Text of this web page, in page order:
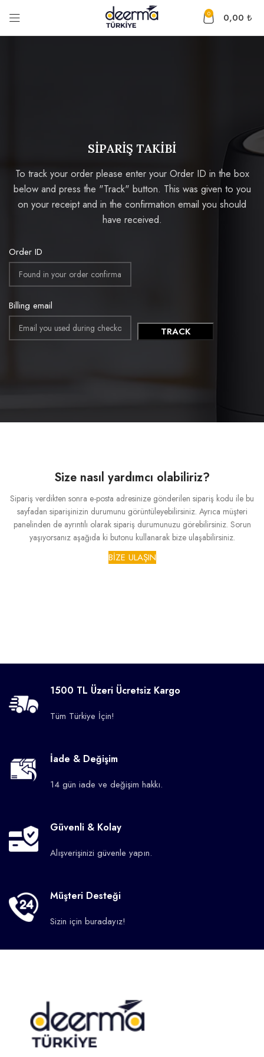
0 0,00 ₺
SİPARİŞ TAKİBİ
To track your order please enter your Order ID in the box
below and press the "Track" button. This was given to you
on your receipt and in the confirmation email you should
have received.
Order ID
Billing email
TRACK
Size nasıl yardımcı olabiliriz?
Sipariş verdikten sonra e-posta adresinize gönderilen sipariş kodu ile bu
sayfadan siparişinizin durumunu görüntüleyebilirsiniz. Ayrıca müşteri
panelinden de ayrıntılı olarak sipariş durumunuzu görebilirsiniz. Sorun
yaşıyorsanız aşağıda ki butonu kullanarak bize ulaşabilirsiniz.
BİZE ULAŞIN
1500 TL Üzeri Ücretsiz Kargo
Tüm Türkiye İçin!
İade & Değişim
14 gün iade ve değişim hakkı.
Güvenli & Kolay
Alışverişinizi güvenle yapın.
Müşteri Desteği
Sizin için buradayız!